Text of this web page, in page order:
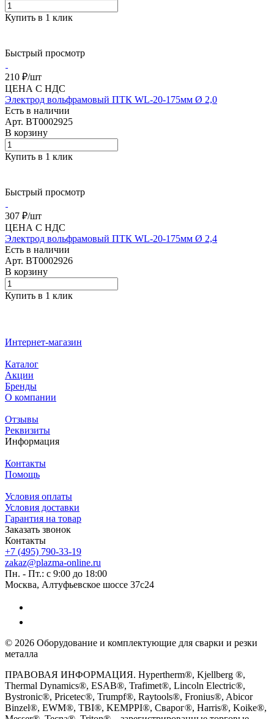
Купить в 1 клик
Быстрый просмотр
210 ₽/шт
ЦЕНА С НДС
Электрод вольфрамовый ПТК WL-20-175мм Ø 2,0
Есть в наличии
Арт. BT0002925
В корзину
Купить в 1 клик
Быстрый просмотр
307 ₽/шт
ЦЕНА С НДС
Электрод вольфрамовый ПТК WL-20-175мм Ø 2,4
Есть в наличии
Арт. BT0002926
В корзину
Купить в 1 клик
Интернет-магазин
Каталог
Акции
Бренды
О компании
Отзывы
Реквизиты
Информация
Контакты
Помощь
Условия оплаты
Условия доставки
Гарантия на товар
Заказать звонок
Контакты
+7 (495) 790-33-19
zakaz@plazma-online.ru
Пн. - Пт.: с 9:00 до 18:00
Москва, Алтуфьевское шоссе 37с24
© 2026 Оборудование и комплектующие для сварки и резки
металла
ПРАВОВАЯ ИНФОРМАЦИЯ. Hypertherm®, Kjellberg ®,
Thermal Dynamics®, ESAB®, Trafimet®, Lincoln Electric®,
Bystronic®, Pricetec®, Trumpf®, Raytools®, Fronius®, Abicor
Binzel®, EWM®, TBI®, KEMPPI®, Сварог®, Harris®, Koike®,